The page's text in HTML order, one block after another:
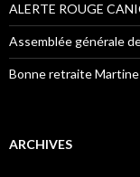
ALERTE ROUGE
Assemblée générale
Bonne retraite Martine
ARCHIVES